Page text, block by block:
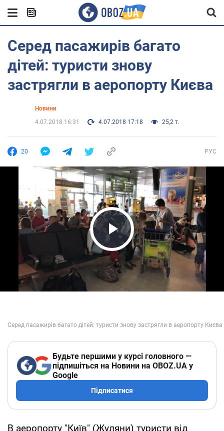
Серед пасажирів багато
дітей: туристи знову
застрягли в аеропорту Києва
Новини
4.07.2018 16:31
4.07.2018 17:18 25,2 т.
20 РУС
Play Video
Будьте першими у курсі головного —
підпишіться на Новини на OBOZ.UA у
Google
Підписатися
В аеропорту "Київ" (Жуляни) туристи від